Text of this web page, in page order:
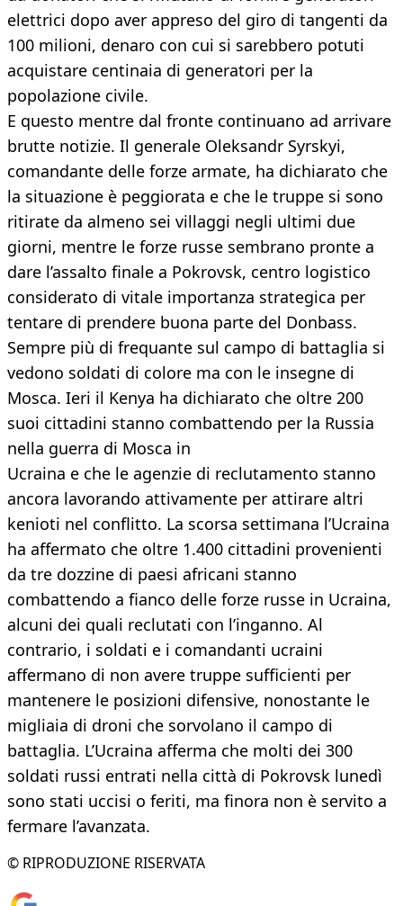
elettrici dopo aver appreso del giro di tangenti da
100 milioni, denaro con cui si sarebbero potuti
acquistare centinaia di generatori per la
popolazione civile.
E questo mentre dal fronte continuano ad arrivare
brutte notizie. Il generale Oleksandr Syrskyi,
comandante delle forze armate, ha dichiarato che
la situazione è peggiorata e che le truppe si sono
ritirate da almeno sei villaggi negli ultimi due
giorni, mentre le forze russe sembrano pronte a
dare l’assalto finale a Pokrovsk, centro logistico
considerato di vitale importanza strategica per
tentare di prendere buona parte del Donbass.
Sempre più di frequante sul campo di battaglia si
vedono soldati di colore ma con le insegne di
Mosca. Ieri il Kenya ha dichiarato che oltre 200
suoi cittadini stanno combattendo per la Russia
nella guerra di Mosca in
Ucraina e che le agenzie di reclutamento stanno
ancora lavorando attivamente per attirare altri
kenioti nel conflitto. La scorsa settimana l’Ucraina
ha affermato che oltre 1.400 cittadini provenienti
da tre dozzine di paesi africani stanno
combattendo a fianco delle forze russe in Ucraina,
alcuni dei quali reclutati con l’inganno. Al
contrario, i soldati e i comandanti ucraini
affermano di non avere truppe sufficienti per
mantenere le posizioni difensive, nonostante le
migliaia di droni che sorvolano il campo di
battaglia. L’Ucraina afferma che molti dei 300
soldati russi entrati nella città di Pokrovsk lunedì
sono stati uccisi o feriti, ma finora non è servito a
fermare l’avanzata.
© RIPRODUZIONE RISERVATA